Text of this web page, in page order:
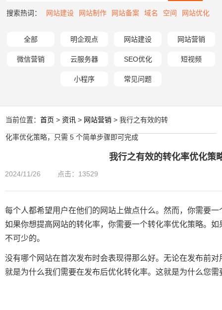
搜索热词： 网站建设 网站制作 网站备案 域名 空间 网站优化
全部 明企观点 网站建设 网站营销
微信营销 云服务器 SEO优化 短视频
小程序 常见问题
当前位置：首页 >资讯 > 网站营销 > 我行之有效的转
化率优化策略，只需 5 个简单步骤即可完成
我行之有效的转化率优化策
2024/11/26 点击：13529
每个人都希望用户在他们的网站上做点什么。然而，你需要
如果你想提高网站的转化率，你需要一个转化率优化策略。
不可少的。
没有哪个网站在首次发布时会表现得那么好。无论在发布前
就是为什么我们需要在发布后优化转化率。这就是为什么您需